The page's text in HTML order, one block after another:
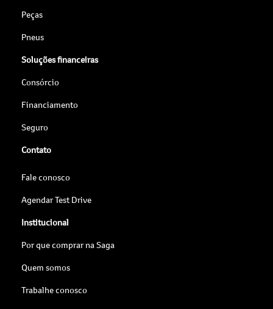
Peças
Pneus
Soluções financeiras
Consórcio
Financiamento
Seguro
Contato
Fale conosco
Agendar Test Drive
Institucional
Por que comprar na Saga
Quem somos
Trabalhe conosco